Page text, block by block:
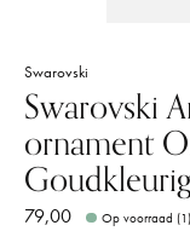
Swarovski
Swarovski
ornament
79,00 Op voorraad (1)